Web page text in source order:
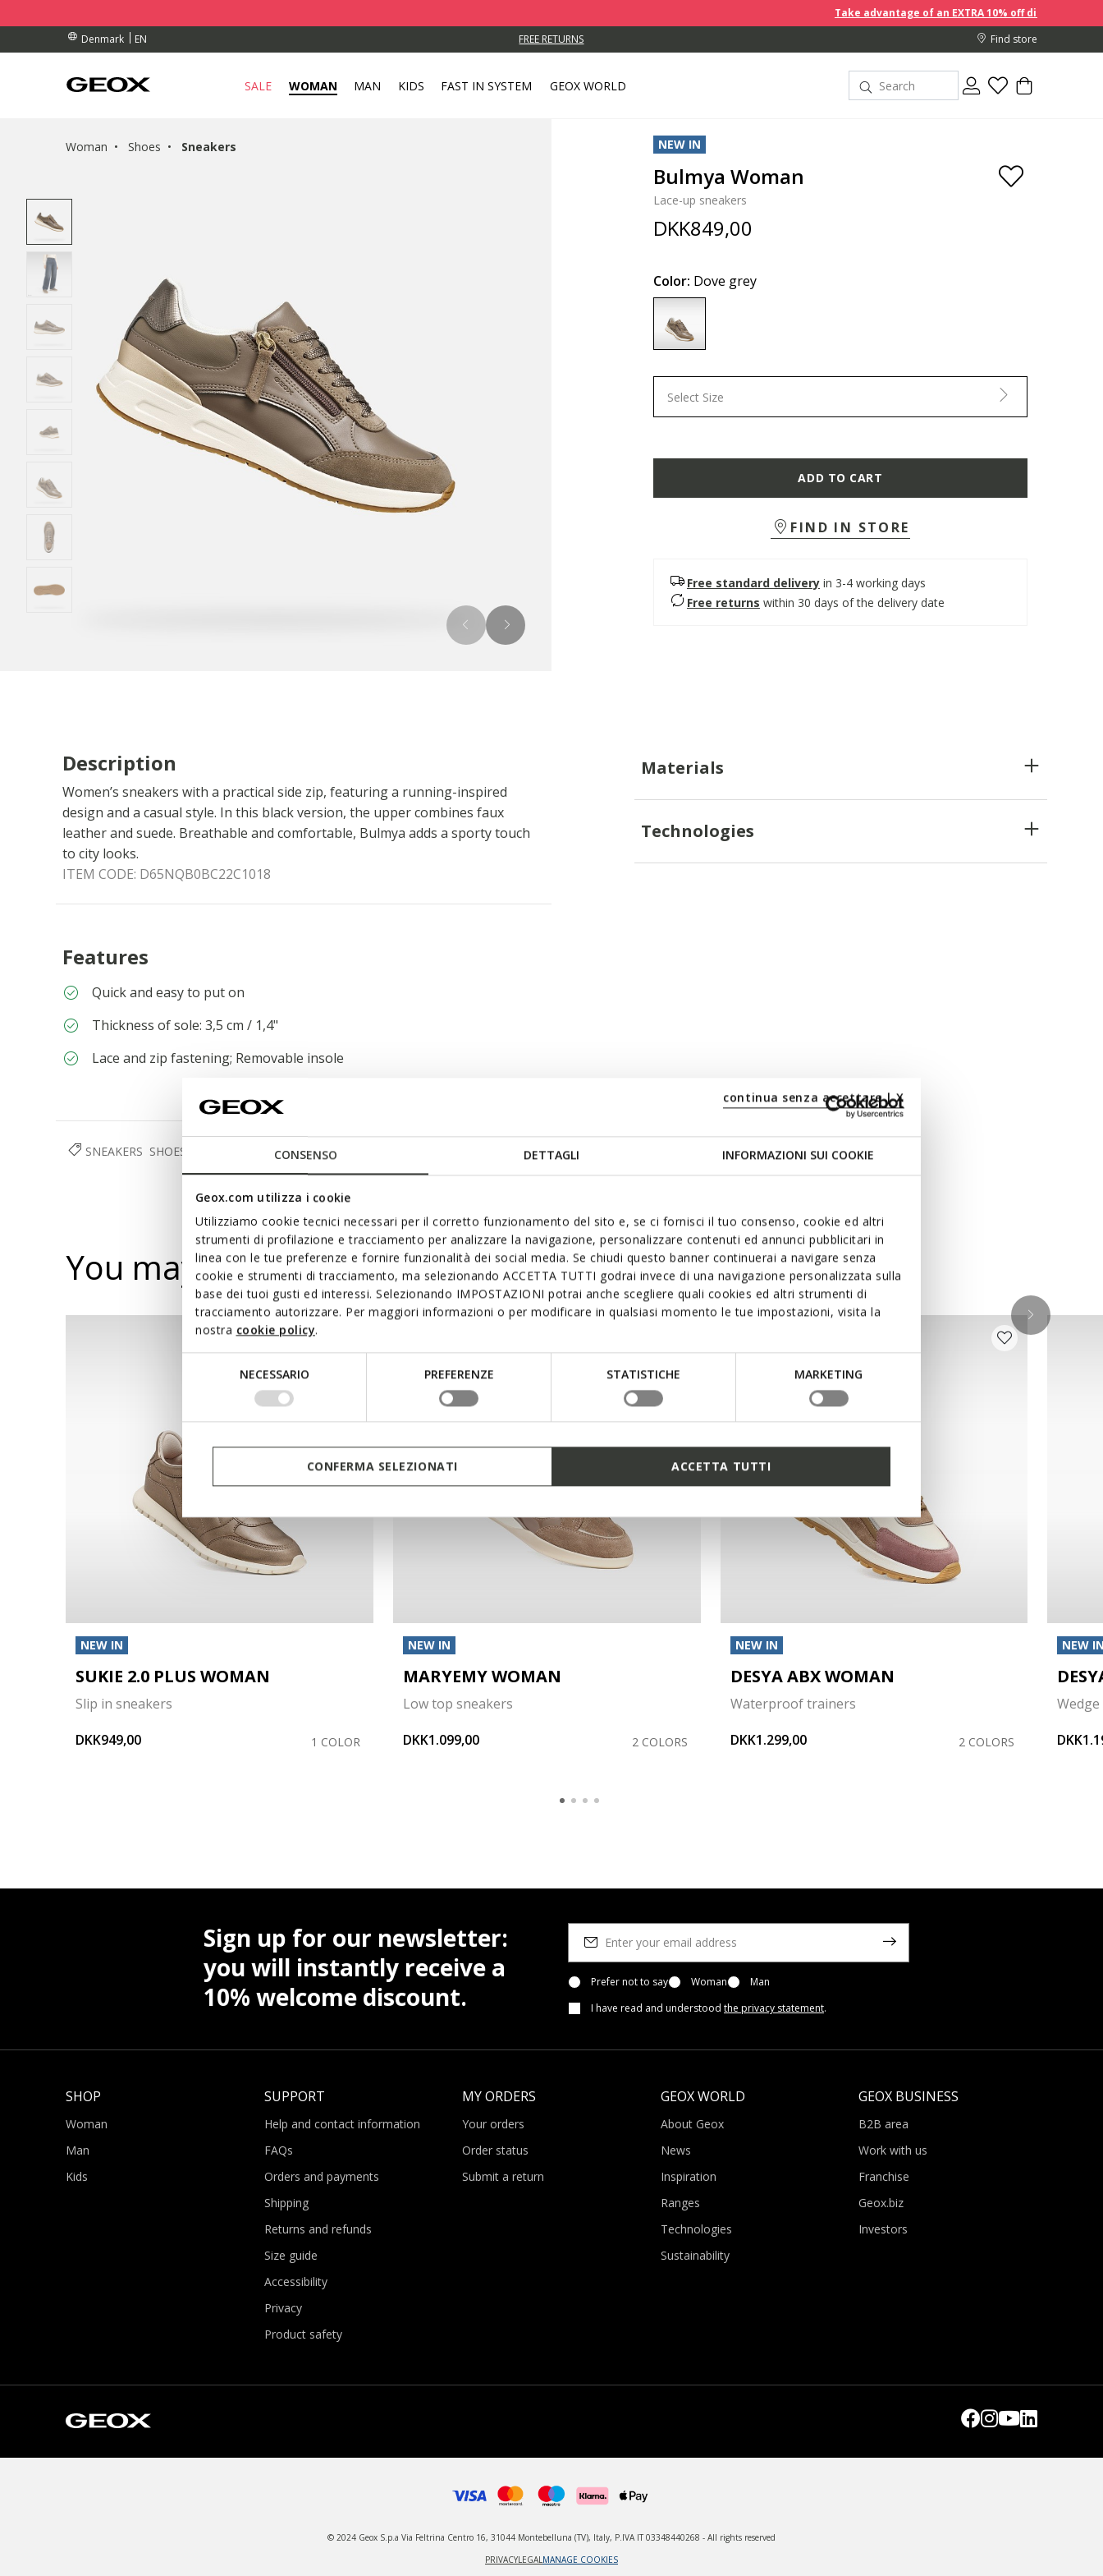
CONSENSO DETTAGLI INFORMAZIONI SUI COOKIE
Geox.com utilizza i cookie
Utilizziamo cookie tecnici necessari per il corretto funzionamento del sito e, se ci fornisci il tuo consenso, cookie ed altri
strumenti di profilazione e tracciamento per analizzare la navigazione, personalizzare contenuti ed annunci pubblicitari in
linea con le tue preferenze e fornire funzionalità dei social media. Se chiudi questo banner continuerai a navigare senza
cookie e strumenti di tracciamento, ma selezionando ACCETTA TUTTI godrai invece di una navigazione personalizzata sulla
base dei tuoi gusti ed interessi. Selezionando IMPOSTAZIONI potrai anche scegliere quali cookies ed altri strumenti di
tracciamento autorizzare. Per maggiori informazioni o per modificare in qualsiasi momento le tue impostazioni, visita la
nostra cookie policy.
NECESSARIO PREFERENZE STATISTICHE MARKETING
continua senza accettare | X
CONFERMA SELEZIONATI ACCETTA TUTTI
Take advantage of an EXTRA 10% off discount prices when
Denmark
EN
OVER Dkk 700,00 FREE RETURNS
COLLECTION POINT.
OVER Dkk 700,00 Find store
SALE WOMAN MAN KIDS FAST IN SYSTEM GEOX WORLD
Woman Shoes Sneakers NEW IN
Bulmya Woman
Lace-up sneakers
DKK849,00
Color: Dove grey
Select Size
ADD TO CART
FIND IN STORE
Free standard delivery in 3-4 working days
Free returns within 30 days of the delivery date
Description
Women’s sneakers with a practical side zip, featuring a running-inspired
design and a casual style. In this black version, the upper combines faux
leather and suede. Breathable and comfortable, Bulmya adds a sporty touch
to city looks.
ITEM CODE: D65NQB0BC22C1018
Features
Quick and easy to put on
Thickness of sole: 3,5 cm / 1,4"
Lace and zip fastening; Removable insole
Materials
Technologies
SNEAKERS SHOES
You may also like
NEW IN
SUKIE 2.0 PLUS WOMAN
Slip in sneakers
DKK949,00
1 COLOR
NEW IN
MARYEMY WOMAN
Low top sneakers
DKK1.099,00
2 COLORS
NEW IN
DESYA ABX WOMAN
Waterproof trainers
DKK1.299,00
2 COLORS
NEW
Sign up for our newsletter:
you will instantly receive a
10% welcome discount.
Prefer not to say Woman
Man
I have read and understood the privacy statement.
SHOP
Woman
Man
Kids
SUPPORT
Help and contact information
FAQs
Orders and payments
Shipping
Returns and refunds
Size guide
Accessibility
Privacy
Product safety
MY ORDERS
Your orders
Order status
Submit a return
GEOX WORLD
About Geox
News
Inspiration
Ranges
Technologies
Sustainability
GEOX BUSINESS
B2B area
Work with us
Franchise
Geox.biz
Investors
© 2024 Geox S.p.a Via Feltrina Centro 16, 31044 Montebelluna (TV), Italy, P.IVA IT 03348440268 - All rights reserved
PRIVACYLEGALMANAGE COOKIES